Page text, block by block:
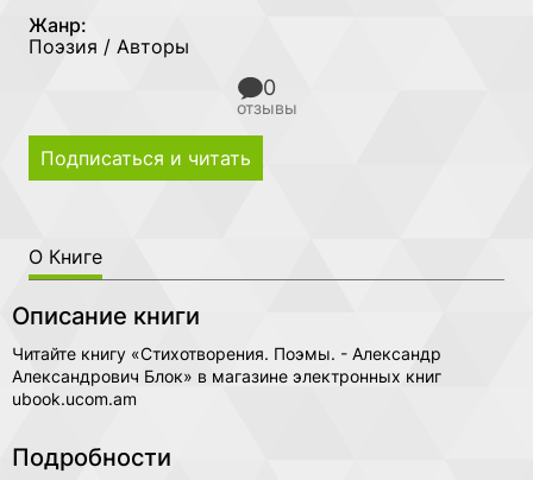
Жанр:
Поэзия / Авторы
0
отзывы
Подписаться и читать
О Книге
Описание книги
Читайте книгу «Стихотворения. Поэмы. - Александр
Александрович Блок» в магазине электронных книг
ubook.ucom.am
Подробности